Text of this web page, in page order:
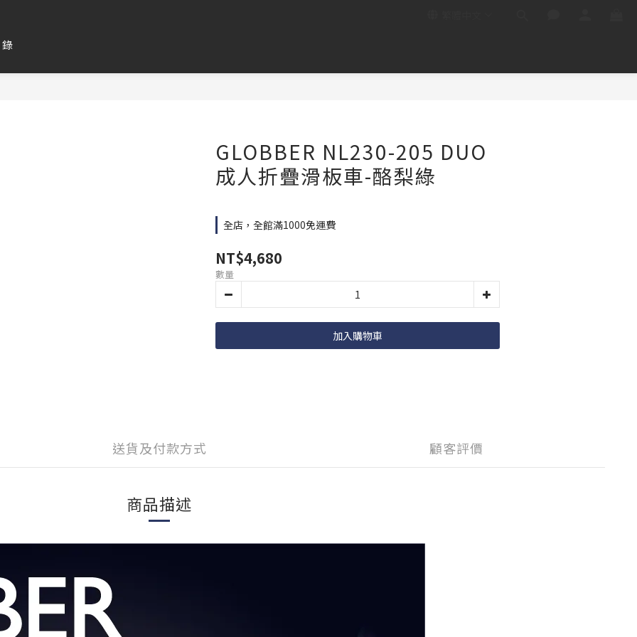
GLOBBER NL230-205 DUO
成人折疊滑板車-酪梨綠
全店，全館滿1000免運費
NT$4,680
數量
加入購物車
送貨及付款方式 顧客評價
商品描述